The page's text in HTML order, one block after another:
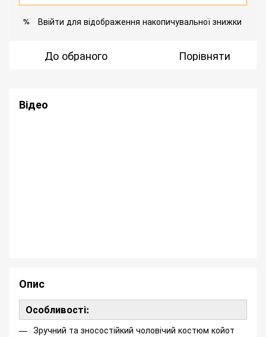
% Ввійти для відображення накопичувальної знижки
До обраного Порівняти
Відео
Опис
Особливості:
Зручний та зносостійкий чоловічий костюм койот